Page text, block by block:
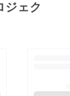
ジェク